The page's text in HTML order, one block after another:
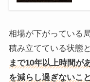
相場が下がっている
積み立てている状態
まで10年以上時間が
を減らし過ぎないこ